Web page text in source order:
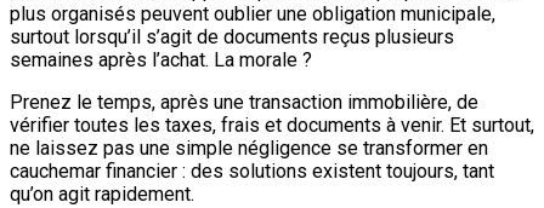
plus organisés peuvent oublier une obligation municipale,
surtout lorsqu’il s’agit de documents reçus plusieurs
semaines après l’achat. La morale ?
Prenez le temps, après une transaction immobilière, de
vérifier toutes les taxes, frais et documents à venir. Et surtout,
ne laissez pas une simple négligence se transformer en
cauchemar financier : des solutions existent toujours, tant
qu’on agit rapidement.